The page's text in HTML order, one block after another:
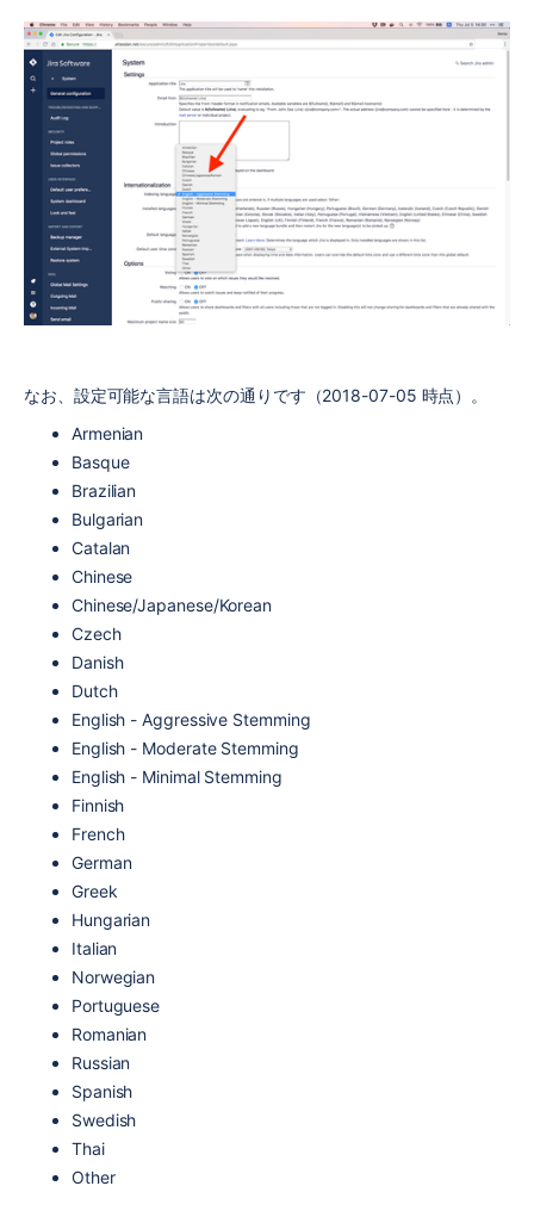
なお、設定可能な言語は次の通りです（2018-07-05 時点）。
Armenian
Basque
Brazilian
Bulgarian
Catalan
Chinese
Chinese/Japanese/Korean
Czech
Danish
Dutch
English - Aggressive Stemming
English - Moderate Stemming
English - Minimal Stemming
Finnish
French
German
Greek
Hungarian
Italian
Norwegian
Portuguese
Romanian
Russian
Spanish
Swedish
Thai
Other